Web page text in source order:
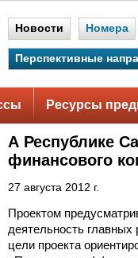
Новости Номера
Перспективные
Ресурсы
А Республике
финансового
27 августа 2012 г.
Проектом
деятельность
цели проекта